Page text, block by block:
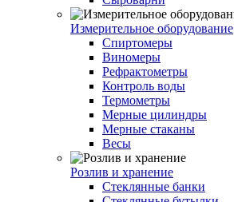
Измерительное оборудование
Спиртомеры
Виномеры
Рефрактометры
Контроль воды
Термометры
Мерные цилиндры
Мерные стаканы
Весы
Розлив и хранение
Стеклянные банки